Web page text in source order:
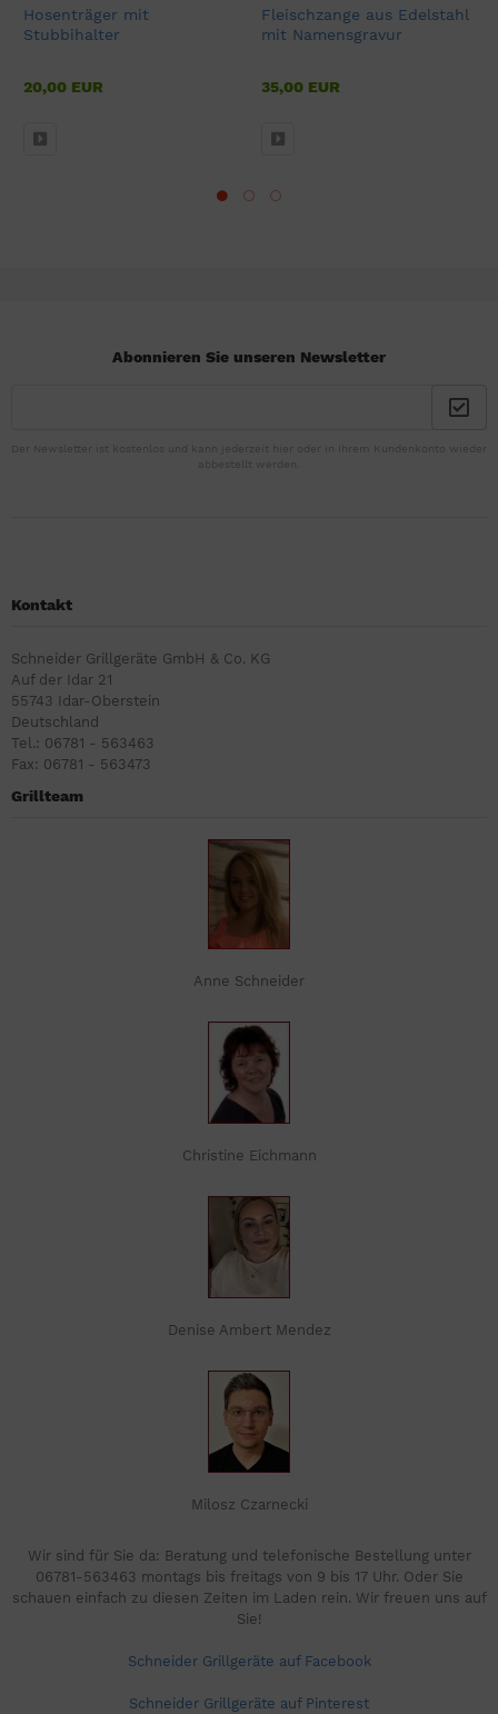
Hosenträger mit
Stubbihalter
20,00 EUR
Fleischzange aus Edelstahl
mit Namensgravur
35,00 EUR
Abonnieren Sie unseren Newsletter
Der Newsletter ist kostenlos und kann jederzeit hier oder in Ihrem Kundenkonto wieder
abbestellt werden.
Kontakt
Schneider Grillgeräte GmbH & Co. KG
Auf der Idar 21
55743 Idar-Oberstein
Deutschland
Tel.: 06781 - 563463
Fax: 06781 - 563473
Grillteam
Anne Schneider
Christine Eichmann
Denise Ambert Mendez
Milosz Czarnecki
Wir sind für Sie da: Beratung und telefonische Bestellung unter
06781-563463 montags bis freitags von 9 bis 17 Uhr. Oder Sie
schauen einfach zu diesen Zeiten im Laden rein. Wir freuen uns auf
Sie!
Schneider Grillgeräte auf Facebook
Schneider Grillgeräte auf Pinterest